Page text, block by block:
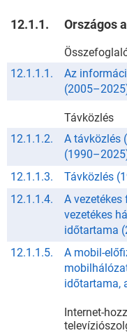
12.1.1. Országos
12.1.1.1.
Az
(2005–2025
Távközlés
12.1.1.2.
A távközlés
(1990–2025
12.1.1.3.
Távközlés (
12.1.1.4.
A
vezetékes
időtartama (
12.1.1.5.
A mobil-
időtartama,
Internet-